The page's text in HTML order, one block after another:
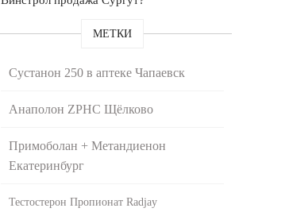
МЕТКИ
Сустанон 250 в аптеке Чапаевск
Анаполон ZPHC Щёлково
Примоболан + Метандиенон
Екатеринбург
Тестостерон Пропионат Radjay